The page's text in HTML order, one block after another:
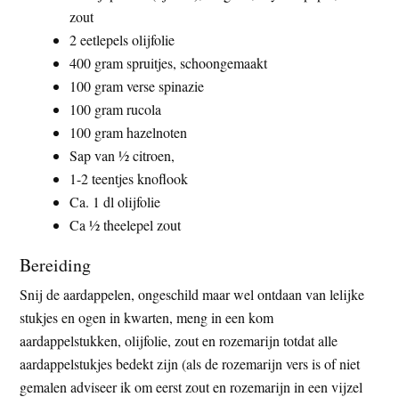
zout
2 eetlepels olijfolie
400 gram spruitjes, schoongemaakt
100 gram verse spinazie
100 gram rucola
100 gram hazelnoten
Sap van ½ citroen,
1-2 teentjes knoflook
Ca. 1 dl olijfolie
Ca ½ theelepel zout
Bereiding
Snij de aardappelen, ongeschild maar wel ontdaan van lelijke
stukjes en ogen in kwarten, meng in een kom
aardappelstukken, olijfolie, zout en rozemarijn totdat alle
aardappelstukjes bedekt zijn (als de rozemarijn vers is of niet
gemalen adviseer ik om eerst zout en rozemarijn in een vijzel